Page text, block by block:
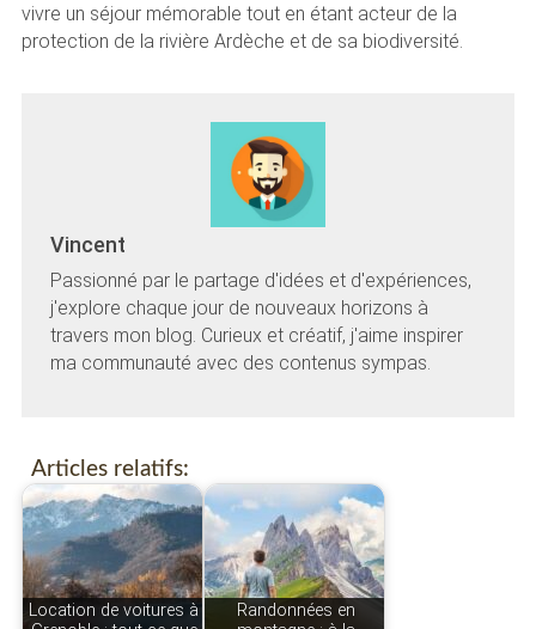
vivre un séjour mémorable tout en étant acteur de la
protection de la rivière Ardèche et de sa biodiversité.
Vincent
Passionné par le partage d'idées et d'expériences,
j'explore chaque jour de nouveaux horizons à
travers mon blog. Curieux et créatif, j'aime inspirer
ma communauté avec des contenus sympas.
Articles relatifs:
Location de voitures à
Randonnées en